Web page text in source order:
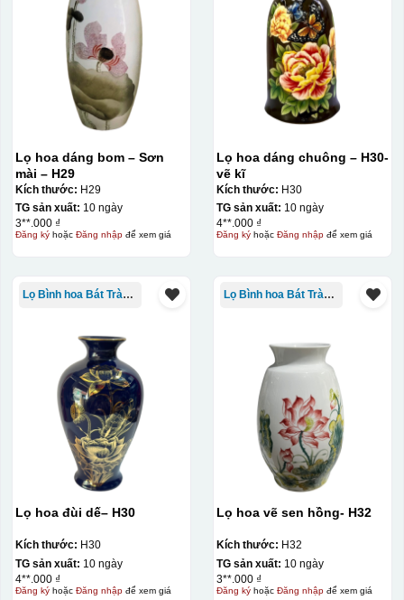
Lọ hoa dáng bom – Sơn
mài – H29
Kích thước: H29
TG sản xuất: 10 ngày
3**.000 ₫
Đăng kýhoặc Đăng nhậpđể xem giá
Lọ hoa dáng chuông – H30-
vẽ kĩ
Kích thước: H30
TG sản xuất: 10 ngày
4**.000 ₫
Đăng kýhoặc Đăng nhậpđể xem giá
Lọ Bình hoa Bát Tràng in logo
Lọ hoa đùi dế– H30
Kích thước: H30
TG sản xuất: 10 ngày
4**.000 ₫
Đăng kýhoặc Đăng nhậpđể xem giá
Lọ Bình hoa Bát Tràng in logo
Lọ hoa vẽ sen hồng- H32
Kích thước: H32
TG sản xuất: 10 ngày
3**.000 ₫
Đăng kýhoặc Đăng nhậpđể xem giá